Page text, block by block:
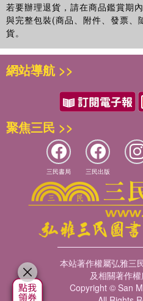
若要辦理退貨，請在商品鑑賞期
與完整包裝(商品、附件、發票、
貨。
網站導航 >>
聚焦三民 >>
三民書局 三民出版
本站著作權屬弘雅三
及相關著作
Copyright © San